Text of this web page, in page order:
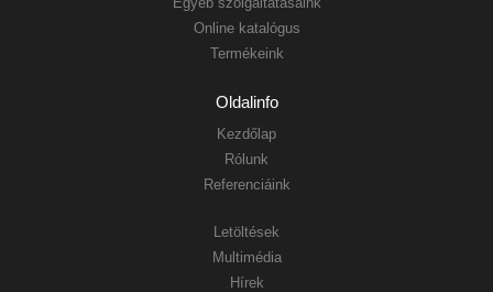
Online katalógus
Termékeink
Oldalinfo
Kezdőlap
Rólunk
Referenciáink
Letöltések
Multimédia
Hírek